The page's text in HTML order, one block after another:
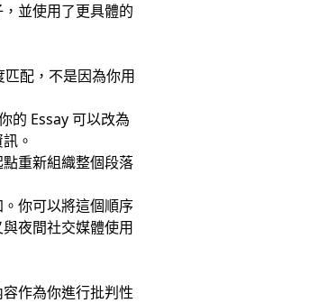
並使用了更具體的
配，不是因為你用
的 Essay 可以改為
。
重新組織整個段落
你可以將這個順序
夜間社交媒體使用
作為你進行批判性